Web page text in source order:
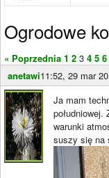
Ogrodowe
« Poprzednia 1 2 3 4 5 6
anetawi11:52, 29 mar
Ja mam
południowej.
warunki
suszy się na